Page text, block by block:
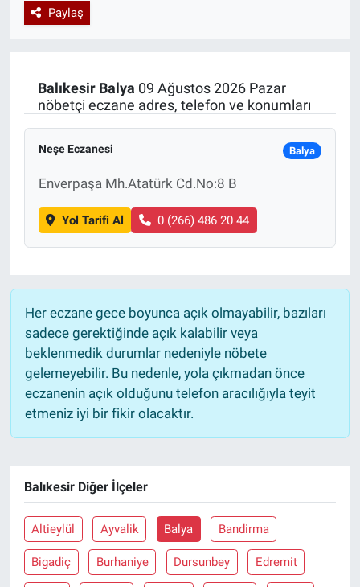
Paylaş
Balıkesir Balya 09 Ağustos 2026 Pazar
nöbetçi eczane adres, telefon ve konumları
Neşe Eczanesi Balya
Enverpaşa Mh.Atatürk Cd.No:8 B
Yol Tarifi Al 0 (266) 486 20 44
Her eczane gece boyunca açık olmayabilir, bazıları
sadece gerektiğinde açık kalabilir veya
beklenmedik durumlar nedeniyle nöbete
gelemeyebilir. Bu nedenle, yola çıkmadan önce
eczanenin açık olduğunu telefon aracılığıyla teyit
etmeniz iyi bir fikir olacaktır.
Balıkesir Diğer İlçeler
Altieylül Ayvalik Balya Bandirma
Bigadiç Burhaniye Dursunbey Edremit
Özel Haberler
Dünya
Özel Haberler
Kadın
Erişim Bilgileri
Sağlık
Ramazan
Haber Arşivi